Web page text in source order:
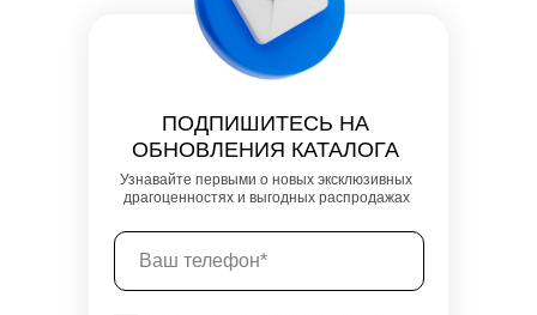
ПОДПИШИТЕСЬ НА
ОБНОВЛЕНИЯ КАТАЛОГА
Узнавайте первыми о новых эксклюзивных
драгоценностях и выгодных распродажах